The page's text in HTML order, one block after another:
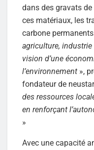
dans des gravats
ces matériaux, les
carbone
agriculture,
vision d’une
l’environnement »,
fondateur de
des ressources
en renforçant
»
Avec une capacité